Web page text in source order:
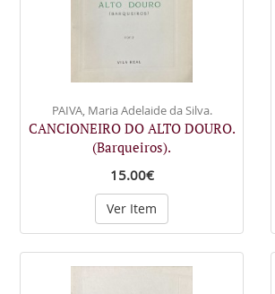
PAIVA, Maria Adelaide da Silva.
CANCIONEIRO DO ALTO DOURO.
(Barqueiros).
15.00€
Ver Item